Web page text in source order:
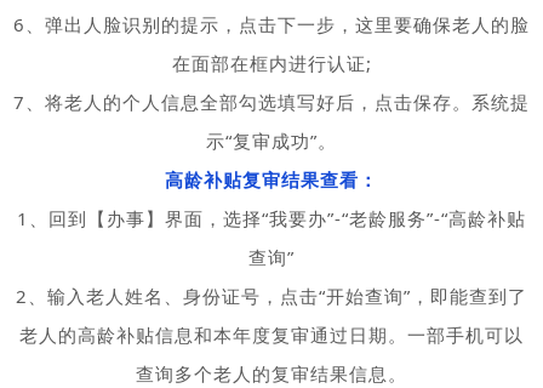
6、弹出人脸识别的提示，点击下一步，这里要确保老人的脸
在面部在框内进行认证;
7、将老人的个人信息全部勾选填写好后，点击保存。系统提
示“复审成功”。
高龄补贴复审结果查看：
1、回到【办事】界面， 选择“我要办”-“老龄服务”-“高龄补贴
查询”
2、输入老人姓名、身份证号，点击“开始查询”，即能查到了
老人的高龄补贴信息和本年度复审通过日期。一部手机可以
查询多个老人的复审结果信息。